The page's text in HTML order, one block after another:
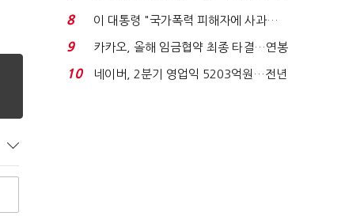
금 폭탄' 우려...
8
이 대통령 "국가폭력 피해자에 사과…
적극적 조사로 진...
9
카카오, 올해 임금협약 최종 타결…연봉
6.3% 인상·격려...
10
네이버, 2분기 영업익 5203억원…전년